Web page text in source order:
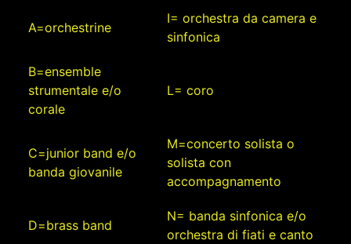
A=orchestrine
I= orchestra da camera e
sinfonica
B=ensemble
strumentale e/o
corale
L= coro
C=junior band e/o
banda giovanile
M=concerto solista o
solista con
accompagnamento
D=brass band
N= banda sinfonica e/o
orchestra di fiati e canto